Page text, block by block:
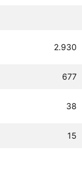
2.930
677
38
15